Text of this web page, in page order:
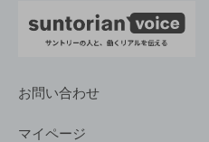
お問い合わせ
マイページ